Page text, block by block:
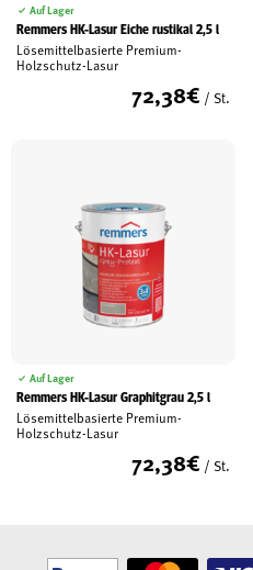
Auf Lager
Remmers HK-Lasur Eiche rustikal 2,5 l
Lösemittelbasierte Premium-
Holzschutz-Lasur
72,38€ / St.
Auf Lager
Remmers HK-Lasur Graphitgrau 2,5 l
Lösemittelbasierte Premium-
Holzschutz-Lasur
72,38€ / St.